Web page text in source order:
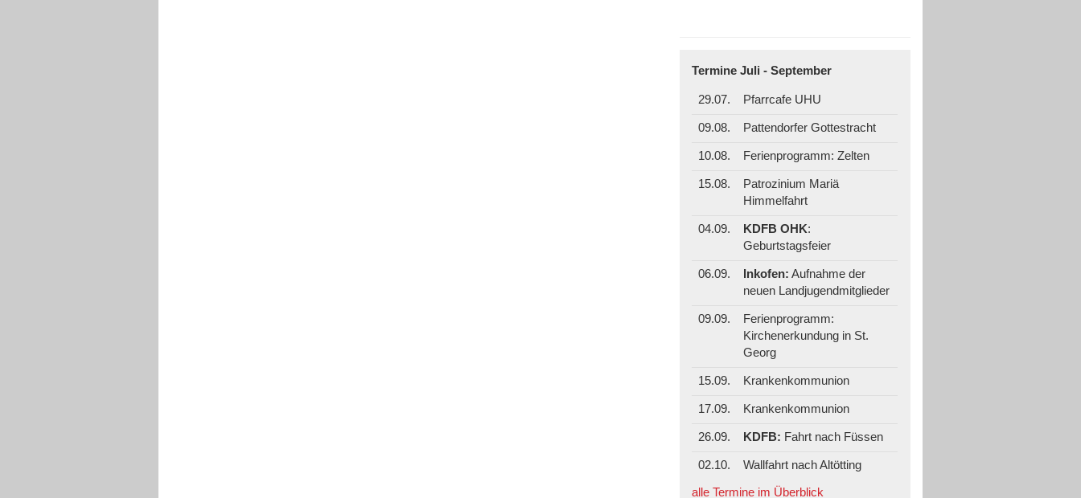
Termine Juli - September
29.07. Pfarrcafe UHU
09.08. Pattendorfer Gottestracht
10.08. Ferienprogramm: Zelten
15.08.
Patrozinium Mariä
Himmelfahrt
04.09. KDFB OHK:
Geburtstagsfeier
06.09. Inkofen: Aufnahme der
neuen Landjugendmitglieder
09.09.
Ferienprogramm:
Kirchenerkundung in St.
Georg
15.09. Krankenkommunion
17.09. Krankenkommunion
26.09. KDFB: Fahrt nach Füssen
02.10.
Wallfahrt nach Altötting
alle Termine im Überblick